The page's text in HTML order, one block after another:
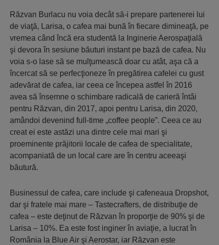
Răzvan Burlacu nu voia decât să-i prepare partenerei lui
de viaţă, Larisa, o cafea mai bună în fiecare dimineaţă, pe
vremea când încă era studentă la Inginerie Aerospaţială
şi devora în sesiune băuturi instant pe bază de cafea. Nu
voia s-o lase să se mulţumească doar cu atât, aşa că a
încercat să se perfecţioneze în pregătirea cafelei cu gust
adevărat de cafea, iar ceea ce începea astfel în 2016
avea să însemne o schimbare radicală de carieră întâi
pentru Răzvan, din 2017, apoi pentru Larisa, din 2020,
amândoi devenind full-time „coffee people”. Ceea ce au
creat ei este astăzi una dintre cele mai mari şi
proeminente prăjitorii locale de cafea de specialitate,
acompaniată de un local care are în centru aceeaşi
băutură.
Businessul de cafea, care include şi cafeneaua Dropshot,
dar şi fratele mai mare – Tastecrafters, de distribuţie de
cafea – este deţinut de Răzvan în proporţie de 90% şi de
Larisa – 10%. Ea este fost inginer în aviaţie, a lucrat în
România la Blue Air şi Aerostar, iar Răzvan este